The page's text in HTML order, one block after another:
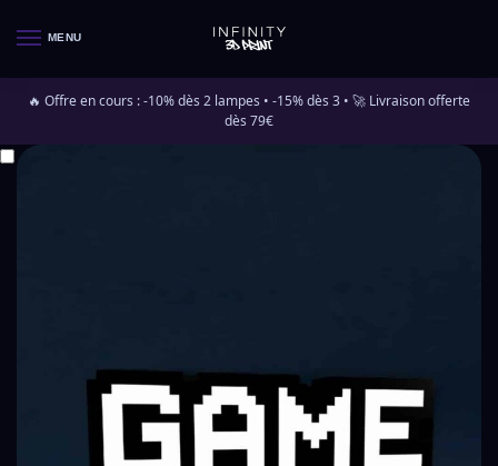
MENU
🔥 Offre en cours : -10% dès 2 lampes • -15% dès 3 • 🚀 Livraison offerte
dès 79€